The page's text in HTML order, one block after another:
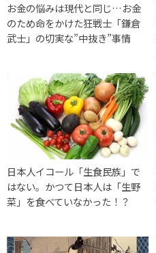
お金の悩みは現代と同じ…お金
のため命をかけた狂戦士「鎌倉
武士」の切実な”中抜き”事情
日本人イコール「生食民族」で
はない。かつて日本人は「生野
菜」を食べていなかった！？